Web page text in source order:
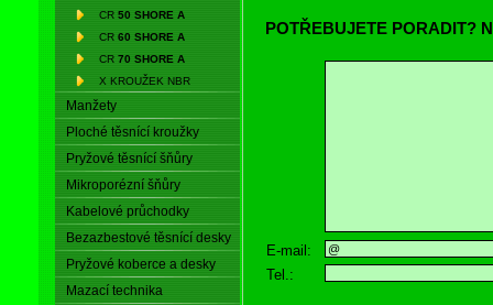
CR 50 SHORE A
CR 60 SHORE A
CR 70 SHORE A
X KROUŽEK NBR
Manžety
Ploché těsnící kroužky
Pryžové těsnící šňůry
Mikroporézní šňůry
Kabelové průchodky
Bezazbestové těsnící desky
Pryžové koberce a desky
Mazací technika
POTŘEBUJETE PORADIT?
E-mail:
Tel.: